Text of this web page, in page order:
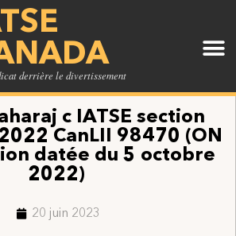
derrière le divertissement
c IATSE section
CanLII 98470 (ON
datée du 5 octobre
2022)
20 juin 2023